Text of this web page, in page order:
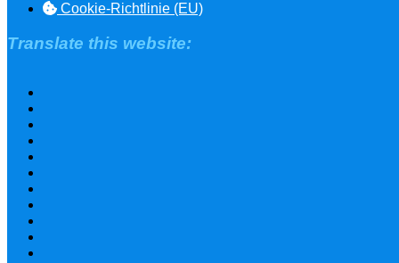
Cookie-Richtlinie (EU)
Translate this website: